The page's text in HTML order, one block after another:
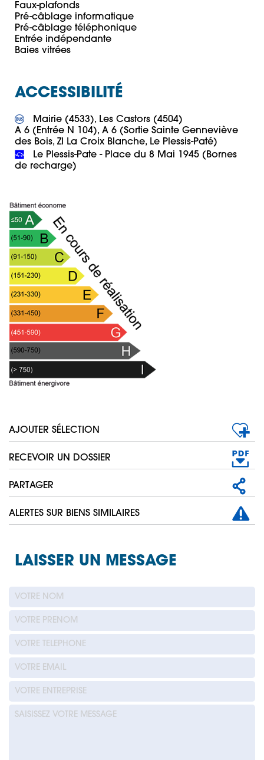
Faux-plafonds
Pré-câblage informatique
Pré-câblage téléphonique
Entrée indépendante
ACCESSIBILITÉ
Mairie (4533), Les Castors (4504)
A 6 (Entrée N 104), A 6 (Sortie Sainte Genneviève
Le Plessis-Pate - Place du 8 Mai 1945 (Bornes
de recharge)
AJOUTER SÉLECTION
RECEVOIR UN DOSSIER
PARTAGER
ALERTES SUR BIENS SIMILAIRES
LAISSER UN MESSAGE